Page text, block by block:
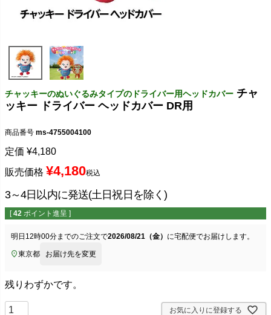
チャッキーのぬいぐるみタイプのドライバー用ヘッドカバー チャ
ッキー ドライバー ヘッドカバー DR用
商品番号 ms-4755004100
定価 ¥4,180
販売価格 ¥4,180税込
3～4日以内に発送(土日祝日を除く)
[ 42 ポイント進呈 ]
明日 12時00分までのご注文で2026/08/21（金） に宅配便でお届けします。
東京都 お届け先を変更
残りわずかです。
お気に入りに登録する